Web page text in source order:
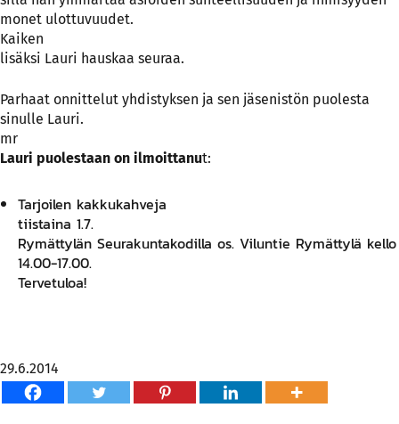
monet ulottuvuudet.
Kaiken
lisäksi Lauri hauskaa seuraa.
Parhaat onnittelut yhdistyksen ja sen jäsenistön puolesta
sinulle Lauri.
mr
Lauri puolestaan on ilmoittanut:
Tarjoilen kakkukahveja
tiistaina 1.7.
Rymättylän Seurakuntakodilla os. Viluntie Rymättylä kello
14.00-17.00.
Tervetuloa!
29.6.2014